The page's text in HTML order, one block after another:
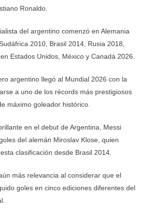
Ronaldo.
del argentino comenzó en Alemania
2010, Brasil 2014, Rusia 2018,
Estados Unidos, México y Canadá 2026.
argentino llegó al Mundial 2026 con la
a uno de los récords más prestigiosos
máximo goleador histórico.
en el debut de Argentina, Messi
del alemán Miroslav Klose, quien
clasificación desde Brasil 2014.
más relevancia al considerar que el
goles en cinco ediciones diferentes del